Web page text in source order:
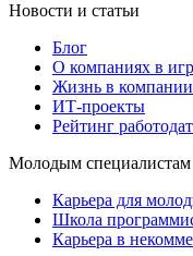
Новости и статьи
Блог
О компаниях в
Жизнь в компании
ИТ-проекты
Рейтинг
Молодым специалистам
Карьера для
Школа
Карьера в